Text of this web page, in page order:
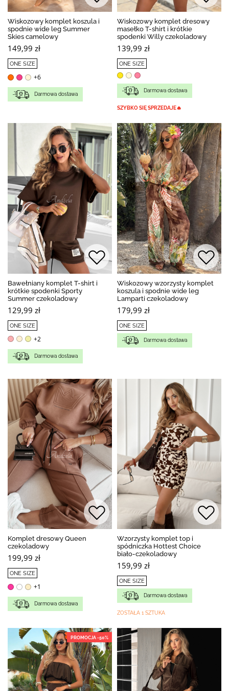
Wiskozowy komplet koszula i
spodnie wide leg Summer
Skies camelowy
149,99 zł
ONE SIZE
+6
Darmowa dostawa
BESTSELLER
Wiskozowy komplet dresowy
masełko T-shirt i krótkie
spodenki Willy czekoladowy
139,99 zł
ONE SIZE
Darmowa dostawa
SZYBKO SIĘ SPRZEDAJE🔥
Bawełniany komplet T-shirt i
krótkie spodenki Sporty
Summer czekoladowy
129,99 zł
ONE SIZE
+2
Darmowa dostawa
Wiskozowy wzorzysty komplet
koszula i spodnie wide leg
Lamparti czekoladowy
179,99 zł
ONE SIZE
Darmowa dostawa
Komplet dresowy Queen
czekoladowy
199,99 zł
ONE SIZE
+1
Darmowa dostawa
Wzorzysty komplet top i
spódniczka Hottest Choice
biało-czekoladowy
159,99 zł
ONE SIZE
Darmowa dostawa
ZOSTAŁA 1 SZTUKA
PROMOCJA -50%